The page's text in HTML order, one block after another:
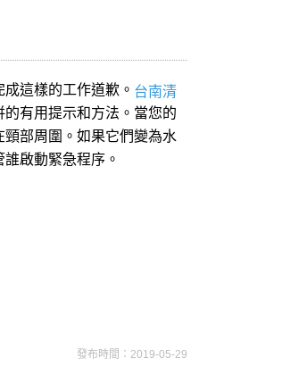
這樣的工作道歉。 台南清
有用提示和方法。當您的
部周圍。如果它們變為水
啟動緊急程序。
發布時間：2019-05-29